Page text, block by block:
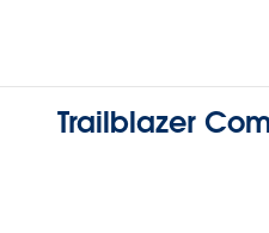
Trailblazer